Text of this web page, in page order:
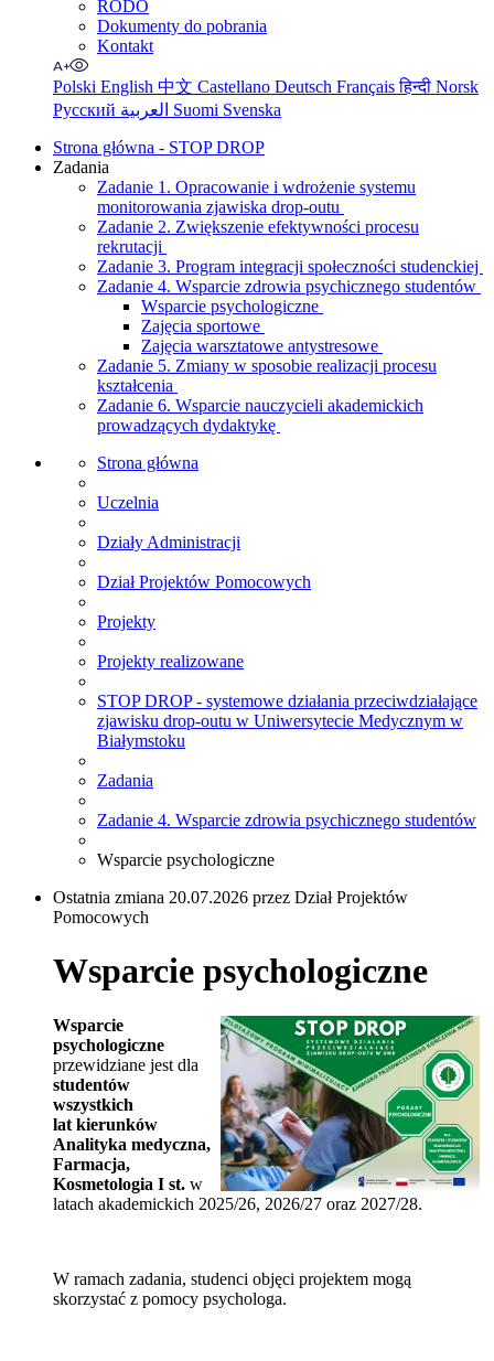
RODO
Dokumenty do pobrania
Kontakt
Polski English 中文 Castellano Deutsch Françaisहिन्दी Norsk
Русский
Suomi Svenska
Strona główna - STOP DROP
Zadania
Zadanie 1. Opracowanie i wdrożenie systemu
monitorowania zjawiska drop-outu
Zadanie 2. Zwiększenie efektywności procesu
rekrutacji
Zadanie 3. Program integracji społeczności studenckiej
Zadanie 4. Wsparcie zdrowia psychicznego studentów
Wsparcie psychologiczne
Zajęcia sportowe
Zajęcia warsztatowe antystresowe
Zadanie 5. Zmiany w sposobie realizacji procesu
kształcenia
Zadanie 6. Wsparcie nauczycieli akademickich
prowadzących dydaktykę
Strona główna
Uczelnia
Działy Administracji
Dział Projektów Pomocowych
Projekty
Projekty realizowane
STOP DROP - systemowe działania przeciwdziałające
zjawisku drop-outu w Uniwersytecie Medycznym w
Białymstoku
Zadania
Zadanie 4. Wsparcie zdrowia psychicznego studentów
Wsparcie psychologiczne
Ostatnia zmiana 20.07.2026 przez Dział Projektów
Pomocowych
Wsparcie psychologiczne
Wsparcie
psychologiczne
przewidziane jest dla
studentów
wszystkich
lat kierunków
Analityka medyczna,
Farmacja,
Kosmetologia I st. w
latach akademickich 2025/26, 2026/27 oraz 2027/28.
W ramach zadania, studenci objęci projektem mogą
skorzystać z pomocy psychologa.